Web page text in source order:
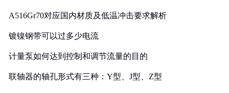
A516Gr70对应国内材质及低温冲击要求解析
镀镍钢带可以过多少电流
计量泵如何达到控制和调节流量的目的
联轴器的轴孔形式有三种：Y型、J型、Z型